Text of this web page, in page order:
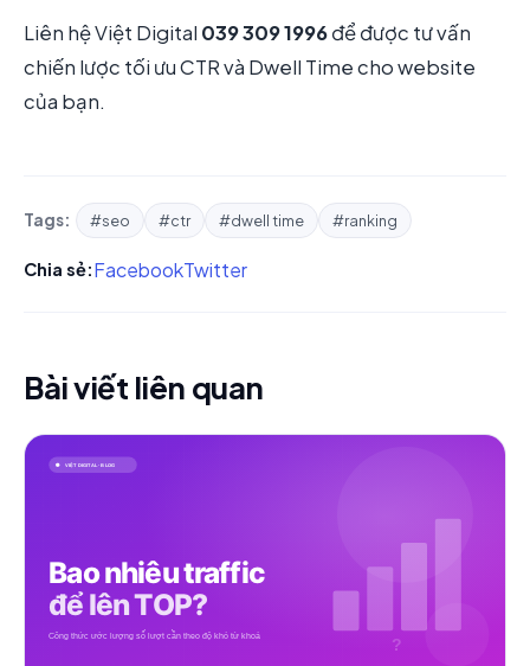
Liên hệ Việt Digital 039 309 1996để được tư vấn
chiến lược tối ưu CTR và Dwell Time cho website
của bạn.
Tags: #seo #ctr #dwell time #ranking
Chia sẻ:FacebookTwitter
Bài viết liên quan